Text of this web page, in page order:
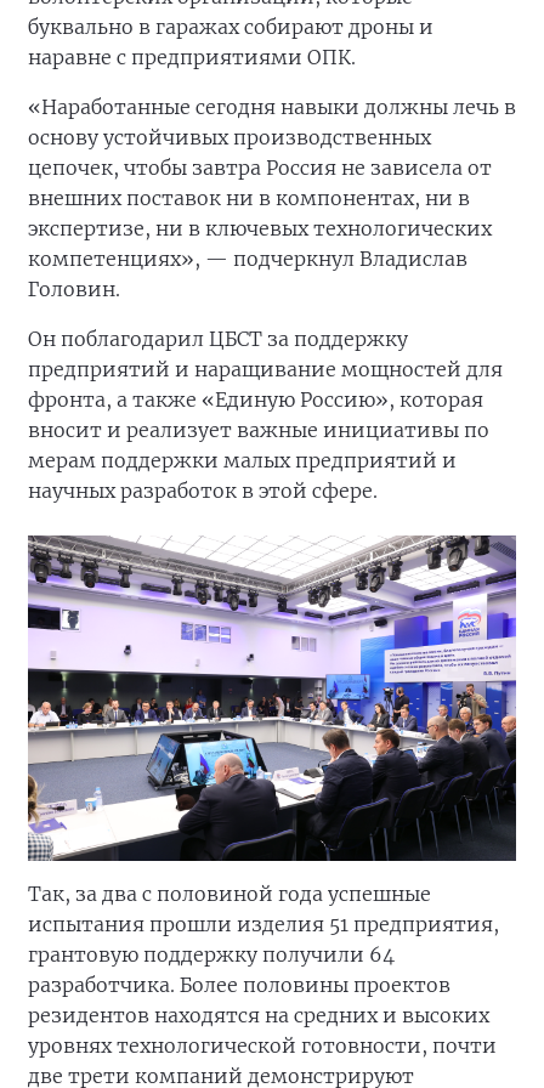
буквально в гаражах собирают дроны и
наравне с предприятиями ОПК.
«Наработанные сегодня навыки должны лечь в
основу устойчивых производственных
цепочек, чтобы завтра Россия не зависела от
внешних поставок ни в компонентах, ни в
экспертизе, ни в ключевых технологических
компетенциях», — подчеркнул Владислав
Головин.
Он поблагодарил ЦБСТ за поддержку
предприятий и наращивание мощностей для
фронта, а также «Единую Россию», которая
вносит и реализует важные инициативы по
мерам поддержки малых предприятий и
научных разработок в этой сфере.
Так, за два с половиной года успешные
испытания прошли изделия 51 предприятия,
грантовую поддержку получили 64
разработчика. Более половины проектов
резидентов находятся на средних и высоких
уровнях технологической готовности, почти
две трети компаний демонстрируют